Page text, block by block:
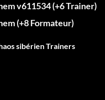
v611534 (+6 Trainer)
(+8 Formateur)
sibérien Trainers